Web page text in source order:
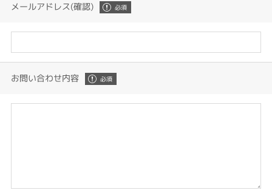
メールアドレス(確認)
お問い合わせ内容